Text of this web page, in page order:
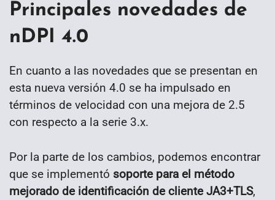
Principales novedades de
nDPI 4.0
En cuanto a las novedades que se presentan en
esta nueva versión 4.0 se ha impulsado en
términos de velocidad con una mejora de 2.5
con respecto a la serie 3.x.
Por la parte de los cambios, podemos encontrar
que se implementó soporte para el método
mejorado de identificación de cliente JA3+TLS,